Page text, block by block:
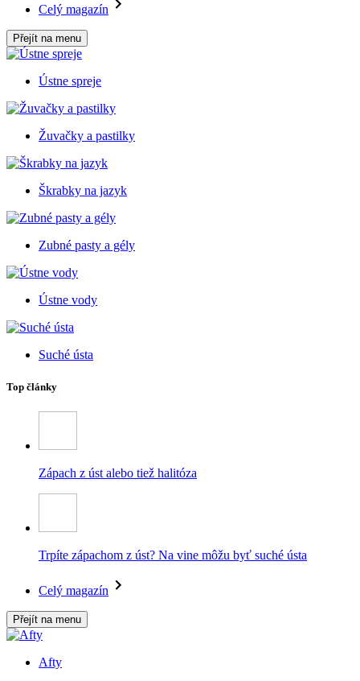
Celý magazín
Přejít na menu
Ústne spreje
Žuvačky a pastilky
Škrabky na jazyk
Zubné pasty a gély
Ústne vody
Suché ústa
Top články
Zápach z úst alebo tiež halitóza
Trpíte zápachom z úst? Na vine môžu byť suché ústa
Celý magazín
Přejít na menu
Afty